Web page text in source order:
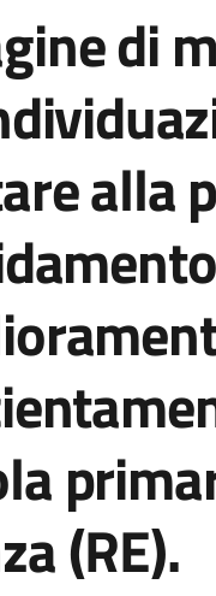
di
alla
(RE).